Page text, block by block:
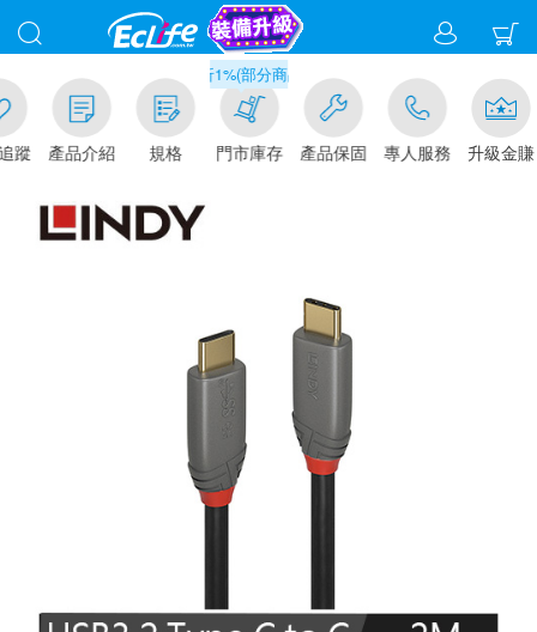
蹤 產品介紹 規格
滿千元門市取貨現折1%(部分商品不適用)-請點我看
門市庫存 產品保固 專人服務 升級金賺